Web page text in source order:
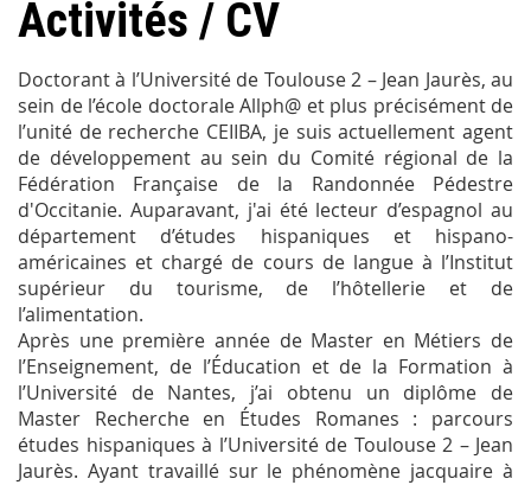
Activités / CV
Doctorant à l’Université de Toulouse 2 – Jean Jaurès, au
sein de l’école doctorale Allph@ et plus précisément de
l’unité de recherche CEIIBA, je suis actuellement agent
de développement au sein du Comité régional de la
Fédération Française de la Randonnée Pédestre
d'Occitanie. Auparavant, j'ai été lecteur d’espagnol au
département d’études hispaniques et hispano-
américaines et chargé de cours de langue à l’Institut
supérieur du tourisme, de l’hôtellerie et de
l’alimentation.
Après une première année de Master en Métiers de
l’Enseignement, de l’Éducation et de la Formation à
l’Université de Nantes, j’ai obtenu un diplôme de
Master Recherche en Études Romanes : parcours
études hispaniques à l’Université de Toulouse 2 – Jean
Jaurès. Ayant travaillé sur le phénomène jacquaire à